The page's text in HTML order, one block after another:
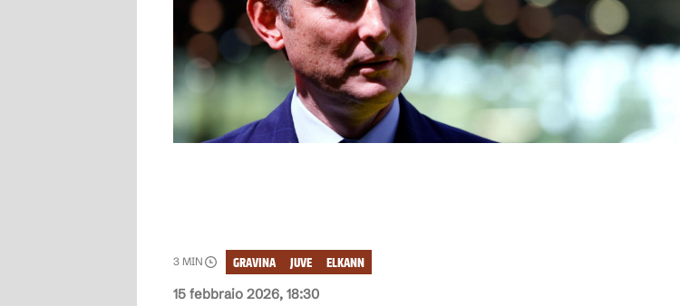
15 febbraio 2026, 18:30
3 MIN ELKANN
JUVE
GRAVINA